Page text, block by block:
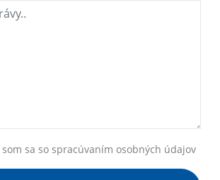
sa so spracúvaním osobných údajov